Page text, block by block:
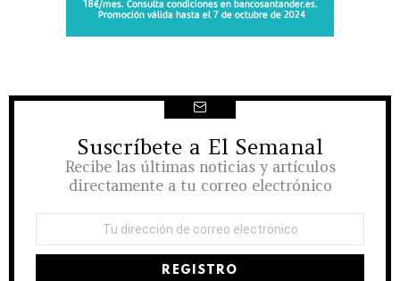
NEWSLETTER
Suscríbete a El Semanal
Recibe las últimas noticias y artículos
directamente a tu correo electrónico
correo